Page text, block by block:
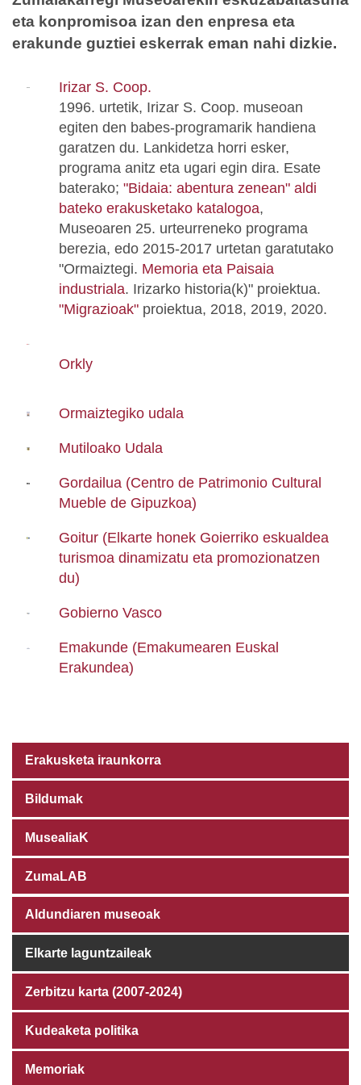
eta konpromisoa izan den enpresa eta
erakunde guztiei eskerrak eman nahi dizkie.
Irizar S. Coop.
1996. urtetik, Irizar S. Coop. museoan
egiten den babes-programarik handiena
garatzen du. Lankidetza horri esker,
programa anitz eta ugari egin dira. Esate
baterako; "Bidaia: abentura zenean" aldi
bateko erakusketako katalogoa,
Museoaren 25. urteurreneko programa
berezia, edo 2015-2017 urtetan garatutako
"Ormaiztegi. Memoria eta Paisaia
industriala. Irizarko historia(k)" proiektua.
"Migrazioak" proiektua, 2018, 2019, 2020.
Orkly
Ormaiztegiko udala
Mutiloako Udala
Gordailua (Centro de Patrimonio Cultural
Mueble de Gipuzkoa)
Goitur (Elkarte honek Goierriko eskualdea
turismoa dinamizatu eta promozionatzen
du)
Gobierno Vasco
Emakunde (Emakumearen Euskal
Erakundea)
Erakusketa iraunkorra
Bildumak
MusealiaK
ZumaLAB
Aldundiaren museoak
Elkarte laguntzaileak
Zerbitzu karta (2007-2024)
Kudeaketa politika
Memoriak